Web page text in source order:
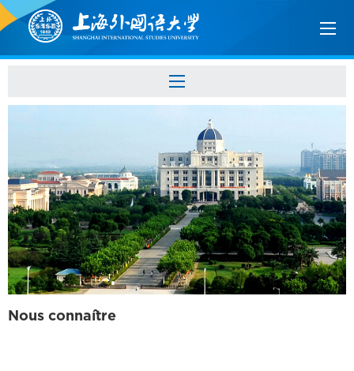
Nous connaître